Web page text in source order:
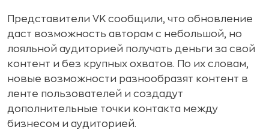
Представители VK сообщили, что обновление
даст возможность авторам с небольшой, но
лояльной аудиторией получать деньги за свой
контент и без крупных охватов. По их словам,
новые возможности разнообразят контент в
ленте пользователей и создадут
дополнительные точки контакта между
бизнесом и аудиторией.